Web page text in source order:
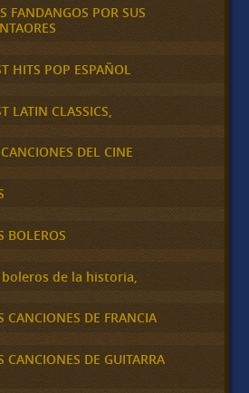
FANDANGOS POR SUS
HITS POP ESPAÑOL
LATIN CLASSICS,
DEL CINE
BOLEROS
de la historia,
CANCIONES DE FRANCIA
CANCIONES DE GUITARRA